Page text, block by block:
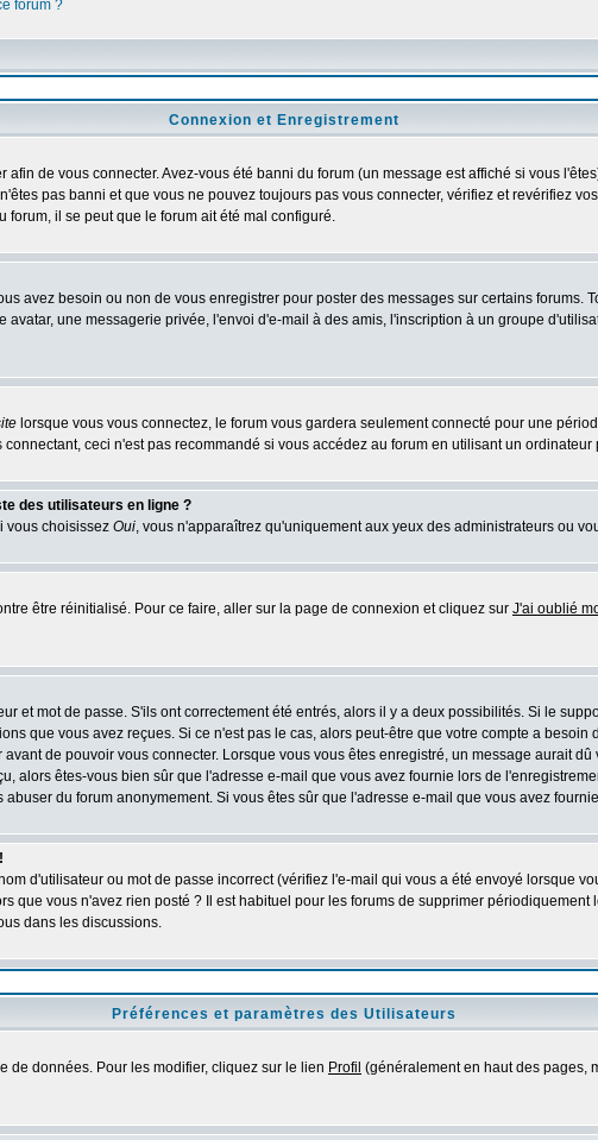
forum ?
Connexion et Enregistrement
de vous connecter. Avez-vous été banni du forum (un message est affiché si vous
pas banni et que vous ne pouvez toujours pas vous connecter, vérifiez et revérifiez
forum, il se peut que le forum ait été mal configuré.
avez besoin ou non de vous enregistrer pour poster des messages sur certains forums.
une messagerie privée, l'envoi d'e-mail à des amis, l'inscription à un groupe
lorsque vous vous connectez, le forum vous gardera seulement connecté pour une
ceci n'est pas recommandé si vous accédez au forum en utilisant un
des utilisateurs en ligne ?
vous choisissez Oui, vous n'apparaîtrez qu'uniquement aux yeux des administrateurs ou
être réinitialisé. Pour ce faire, aller sur la page de connexion et cliquez sur J'ai oublié
et mot de passe. S'ils ont correctement été entrés, alors il y a deux possibilités. Si le
que vous avez reçues. Si ce n'est pas le cas, alors peut-être que votre compte a
de pouvoir vous connecter. Lorsque vous vous êtes enregistré, un message aurait
alors êtes-vous bien sûr que l'adresse e-mail que vous avez fournie lors de
du forum anonymement. Si vous êtes sûr que l'adresse e-mail que vous avez
d'utilisateur ou mot de passe incorrect (vérifiez l'e-mail qui vous a été envoyé lorsque
que vous n'avez rien posté ? Il est habituel pour les forums de supprimer
dans les discussions.
Préférences et paramètres des Utilisateurs
de données. Pour les modifier, cliquez sur le lien Profil (généralement en haut des pages,